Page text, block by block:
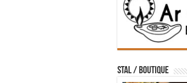
STAL / BOUTIQUE